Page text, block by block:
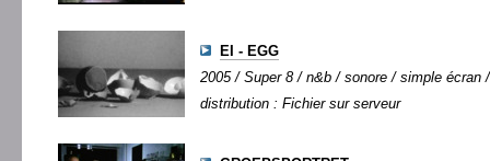
EI - EGG
2005 / Super 8 / n&b / sonore / simple écran
distribution : Fichier sur serveur